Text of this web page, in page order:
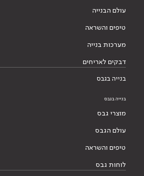
עולם הבנייה
טיפים והשראה
מערכות בנייה
דבקים לאריחים
בנייה בגבס
בנייה בגבס
מוצרי גבס
עולם הגבס
טיפים והשראה
לוחות גבס